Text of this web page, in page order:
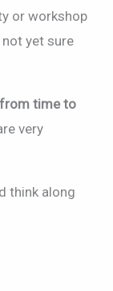
or workshop
yet sure
time to
very
think along